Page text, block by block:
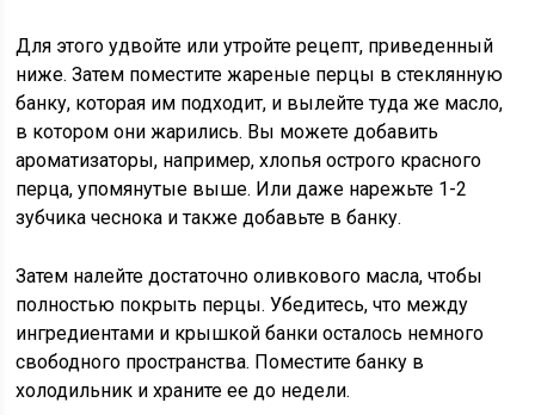
Для этого удвойте или утройте рецепт, приведенный
ниже. Затем поместите жареные перцы в стеклянную
банку, которая им подходит, и вылейте туда же масло,
в котором они жарились. Вы можете добавить
ароматизаторы, например, хлопья острого красного
перца, упомянутые выше. Или даже нарежьте 1-2
зубчика чеснока и также добавьте в банку.
Затем налейте достаточно оливкового масла, чтобы
полностью покрыть перцы. Убедитесь, что между
ингредиентами и крышкой банки осталось немного
свободного пространства. Поместите банку в
холодильник и храните ее до недели.